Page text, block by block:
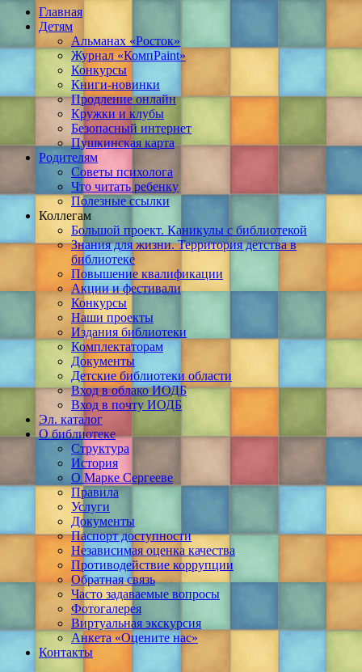
Главная
Детям
Альманах «Росток»
Журнал «КомпPaint»
Конкурсы
Книги-новинки
Продление онлайн
Кружки и клубы
Безопасный интернет
Пушкинская карта
Родителям
Советы психолога
Что читать ребенку
Полезные ссылки
Коллегам
Большой проект. Каникулы с библиотекой
Знания для жизни. Территория детства в
библиотеке
Повышение квалификации
Акции и фестивали
Конкурсы
Наши проекты
Издания библиотеки
Комплектаторам
Документы
Детские библиотеки области
Вход в облако ИОДБ
Вход в почту ИОДБ
Эл. каталог
О библиотеке
Структура
История
О Марке Сергееве
Правила
Услуги
Документы
Паспорт доступности
Независимая оценка качества
Противодействие коррупции
Обратная связь
Часто задаваемые вопросы
Фотогалерея
Виртуальная экскурсия
Анкета «Оцените нас»
Контакты